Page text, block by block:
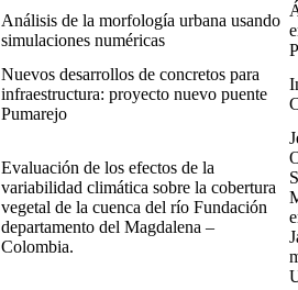
Análisis de la morfología urbana usando
simulaciones numéricas
Nuevos desarrollos de concretos para
infraestructura: proyecto nuevo puente
Pumarejo
Evaluación de los efectos de la
variabilidad climática sobre la cobertura
vegetal de la cuenca del río Fundación
departamento del Magdalena –
Colombia.